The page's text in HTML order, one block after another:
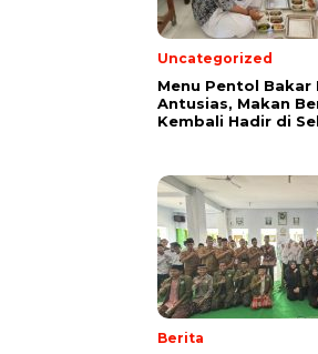
Uncategorized
Menu Pentol Bakar
Antusias, Makan
Kembali Hadir di
Berita